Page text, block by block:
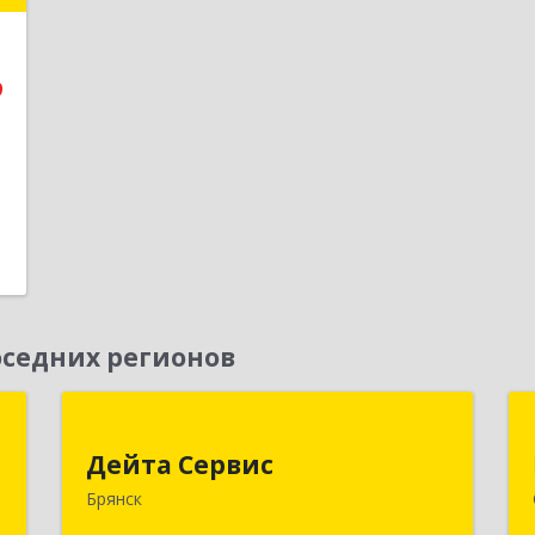
регионов
Дейта Сервис
Брянск
241035, Брянская обл, Брянск г,